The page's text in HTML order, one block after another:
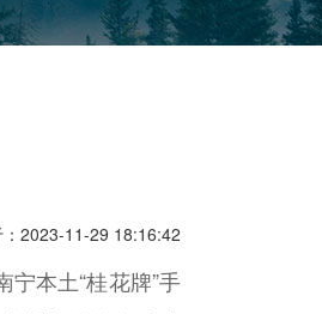
2023-11-29 18:16:42
本土“桂花牌”手